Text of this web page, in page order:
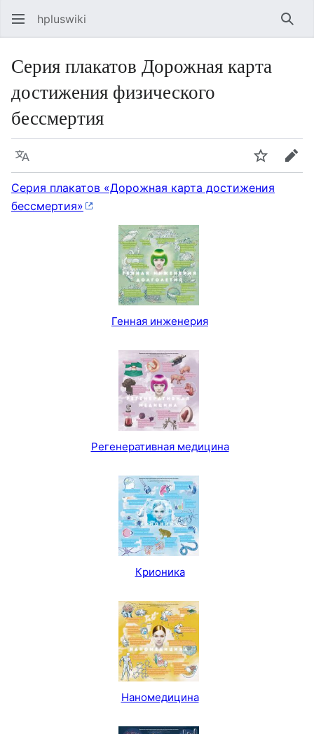
hpluswiki
Серия плакатов Дорожная карта
достижения физического
бессмертия
Язык Следить
Серия плакатов «Дорожная карта достижения
бессмертия»
Генная инженерия
Регенеративная медицина
Крионика
Наномедицина